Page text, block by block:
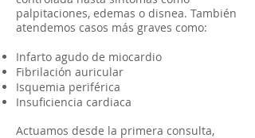
palpitaciones, edemas o disnea. También
atendemos casos más graves como:
Infarto agudo de miocardio
Fibrilación auricular
Isquemia periférica
Insuficiencia cardiaca
Actuamos desde la primera consulta,